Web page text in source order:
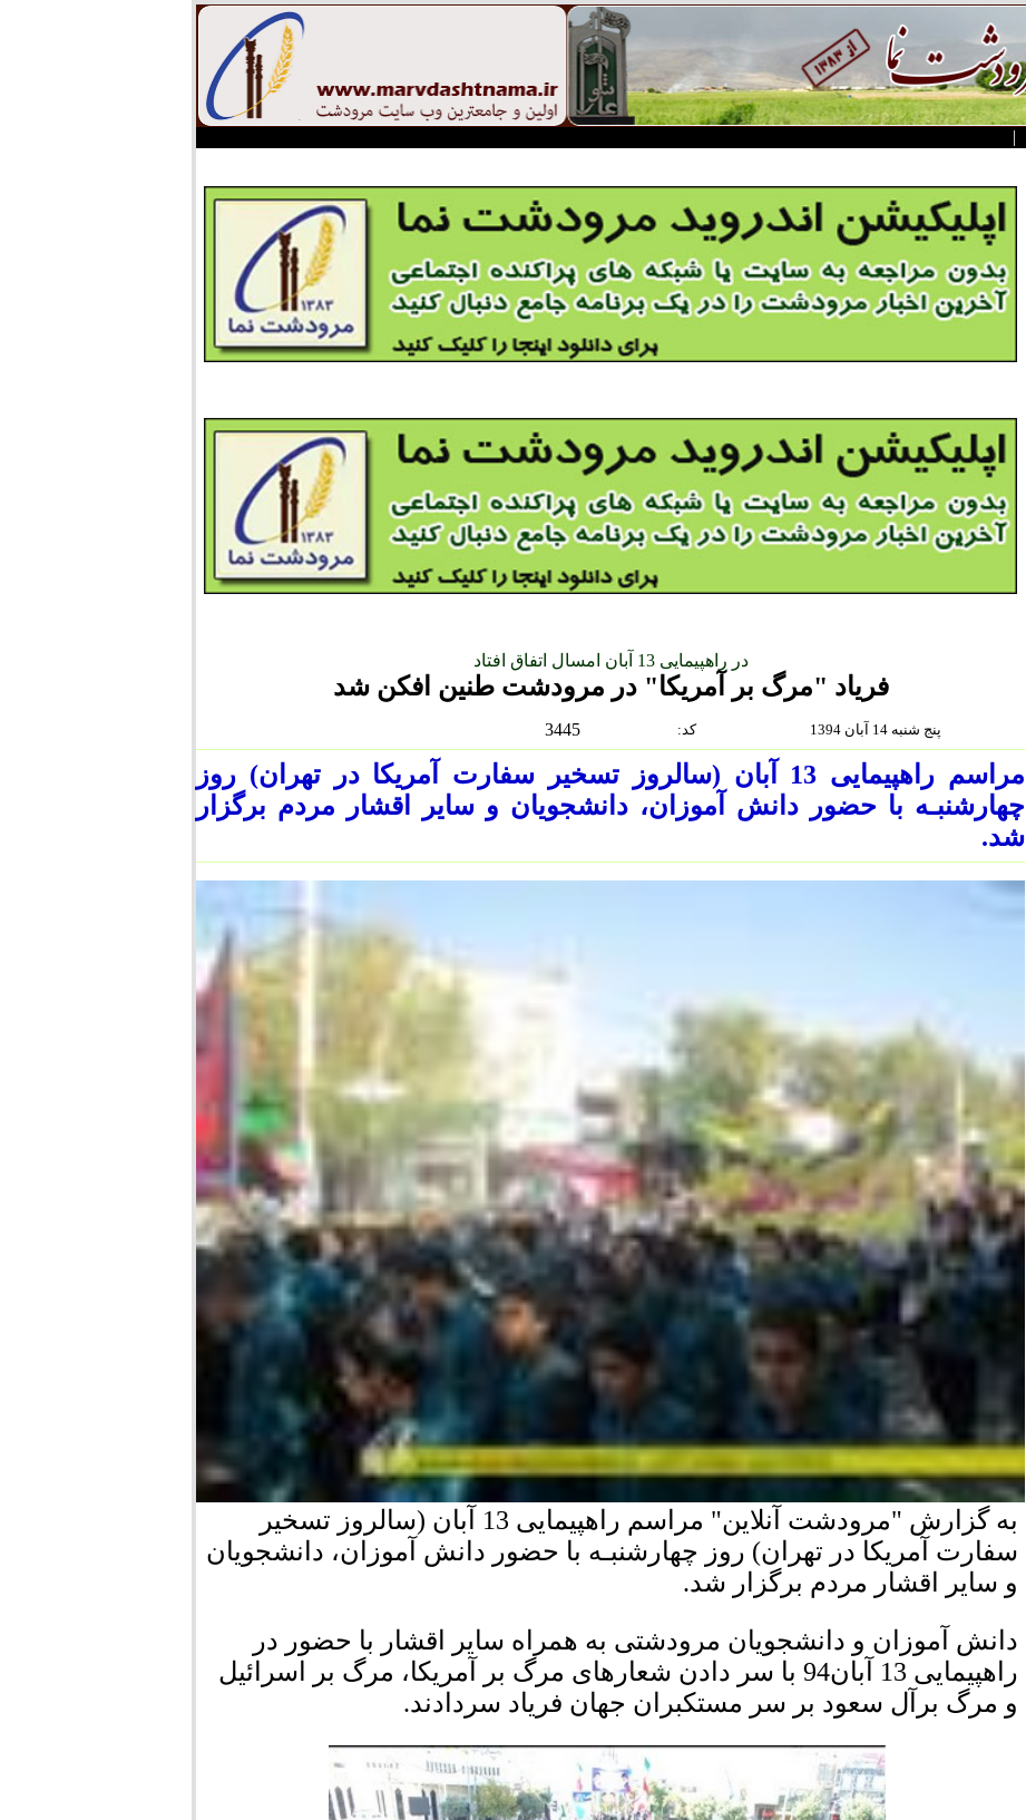
|
در راهپیمایی 13 آبان امسال اتفاق افتاد
فریاد "مرگ بر آمریکا" در مرودشت طنین افکن شد
3445 :كد پنج شنبه 14 آبان 1394
مراسم راهپیمایی 13 آبان (سالروز تسخیر سفارت آمریکا در تهران) روز
چهارشنبـه با حضور دانش آموزان، دانشجویان و سایر اقشار مردم برگزار
شد.
به گزارش "مرودشت آنلاین" مراسم راهپیمایی 13 آبان (سالروز تسخیر
سفارت آمریکا در تهران) روز چهارشنبـه با حضور دانش آموزان، دانشجویان
و سایر اقشار مردم برگزار شد.
دانش آموزان و دانشجویان مرودشتی به همراه سایر اقشار با حضور در
راهپیمایی 13 آبان94 با سر دادن شعارهای مرگ بر آمریکا، مرگ بر اسرائیل
و مرگ برآل سعود بر سر مستکبران جهان فریاد سردادند.